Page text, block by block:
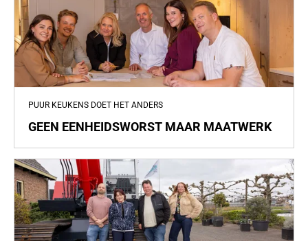
PUUR KEUKENS DOET HET ANDERS
GEEN EENHEIDSWORST MAAR MAATWERK